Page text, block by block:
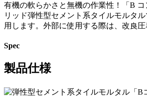
有機の軟らかさと無機の作業性！「B
リッド弾性型セメント系タイルモルタ
用します。外部に使用する際は、改良圧
Spec
製品仕様